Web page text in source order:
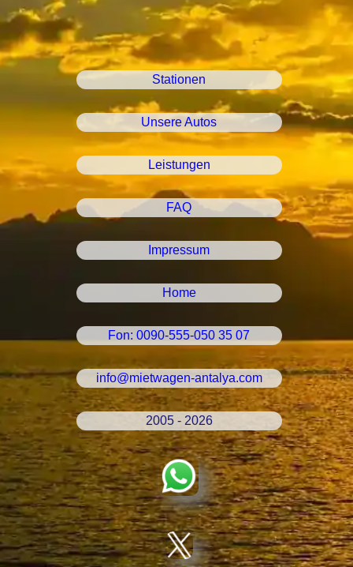
Stationen
Unsere Autos
Leistungen
FAQ
Impressum
Home
Fon: 0090-555-050 35 07
info@mietwagen-antalya.com
2005 - 2026